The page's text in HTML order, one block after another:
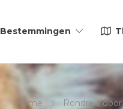
Bestemmingen
Home Rondreis